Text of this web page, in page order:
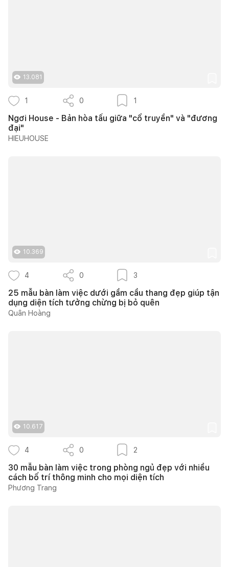
13.081
1 0 1
Ngơi House - Bản hòa tấu giữa "cổ truyền" và "đương
đại"
HIEUHOUSE
10.369
4 0 3
25 mẫu bàn làm việc dưới gầm cầu thang đẹp giúp tận
dụng diện tích tưởng chừng bị bỏ quên
Quân Hoàng
10.617
4 0 2
30 mẫu bàn làm việc trong phòng ngủ đẹp với nhiều
cách bố trí thông minh cho mọi diện tích
Phương Trang